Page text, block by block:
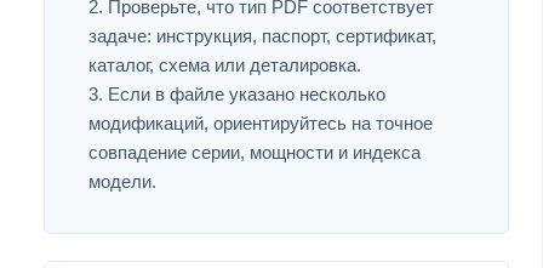
Проверьте, что тип PDF соответствует
задаче: инструкция, паспорт, сертификат,
каталог, схема или деталировка.
Если в файле указано несколько
модификаций, ориентируйтесь на точное
совпадение серии, мощности и индекса
модели.